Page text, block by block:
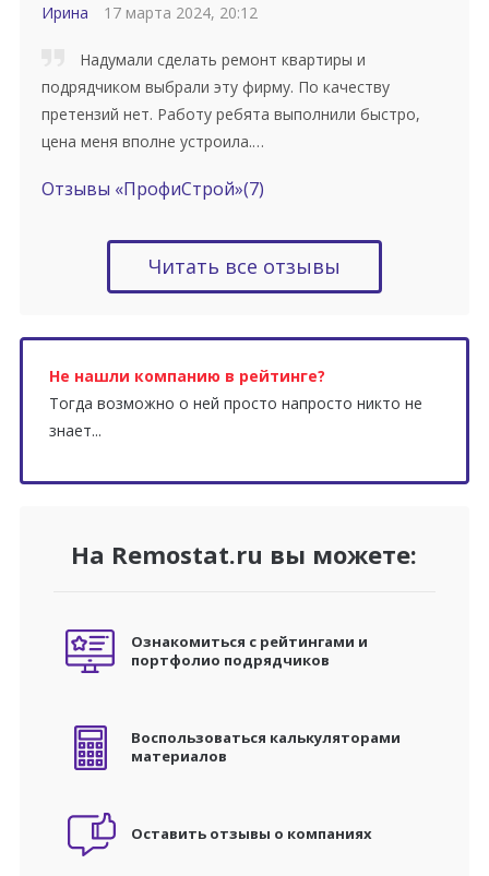
Ирина 17 марта 2024, 20:12
Надумали сделать ремонт квартиры и
подрядчиком выбрали эту фирму. По качеству
претензий нет. Работу ребята выполнили быстро,
цена меня вполне устроила.…
Отзывы «ПрофиСтрой»(7)
Читать все отзывы
Не нашли компанию в рейтинге?
Тогда возможно о ней просто напросто никто не
знает...
На Remostat.ru вы можете:
Ознакомиться с рейтингами и
портфолио подрядчиков
Воспользоваться калькуляторами
материалов
Оставить отзывы о компаниях